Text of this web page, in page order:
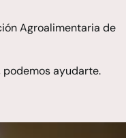
Agroalimentaria de
podemos ayudarte.